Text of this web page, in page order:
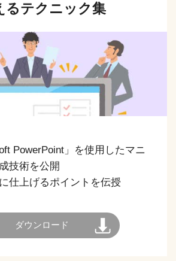
るテクニック集
PowerPoint」を使用したマニ
技術を公開
仕上げるポイントを伝授
ダウンロード